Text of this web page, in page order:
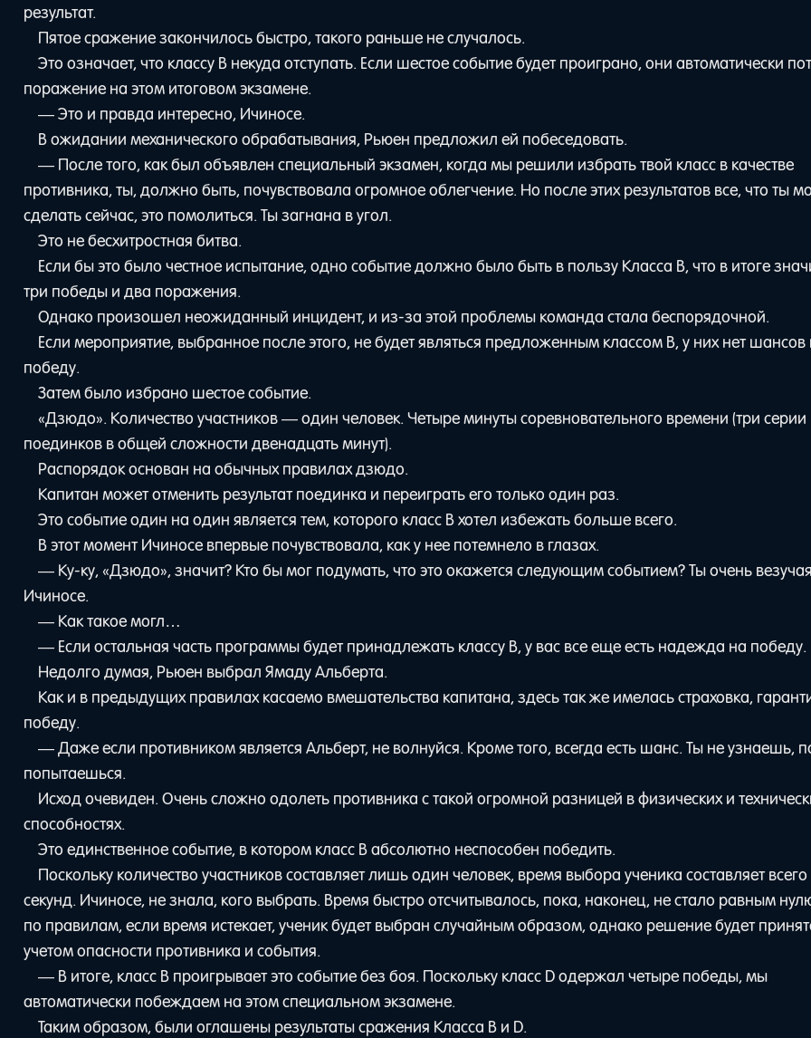
результат.
Пятое сражение закончилось быстро, такого раньше не случалось.
Это означает, что классу В некуда отступать. Если шестое событие будет проиграно, они автоматически
поражение на этом итоговом экзамене.
— Это и правда интересно, Ичиносе.
В ожидании механического обрабатывания, Рьюен предложил ей побеседовать.
— После того, как был объявлен специальный экзамен, когда мы решили избрать твой класс в качестве
противника, ты, должно быть, почувствовала огромное облегчение. Но после этих результатов все, что ты
сделать сейчас, это помолиться. Ты загнана в угол.
Это не бесхитростная битва.
Если бы это было честное испытание, одно событие должно было быть в пользу Класса B, что в итоге
три победы и два поражения.
Однако произошел неожиданный инцидент, и из-за этой проблемы команда стала беспорядочной.
Если мероприятие, выбранное после этого, не будет являться предложенным классом B, у них нет шансов
победу.
Затем было избрано шестое событие.
«Дзюдо». Количество участников — один человек. Четыре минуты соревновательного времени (три серии
поединков в общей сложности двенадцать минут).
Распорядок основан на обычных правилах дзюдо.
Капитан может отменить результат поединка и переиграть его только один раз.
Это событие один на один является тем, которого класс В хотел избежать больше всего.
В этот момент Ичиносе впервые почувствовала, как у нее потемнело в глазах.
— Ку-ку, «Дзюдо», значит? Кто бы мог подумать, что это окажется следующим событием? Ты очень
Ичиносе.
— Как такое могл…
— Если остальная часть программы будет принадлежать классу B, у вас все еще есть надежда на победу.
Недолго думая, Рьюен выбрал Ямаду Альберта.
Как и в предыдущих правилах касаемо вмешательства капитана, здесь так же имелась страховка,
победу.
— Даже если противником является Альберт, не волнуйся. Кроме того, всегда есть шанс. Ты не узнаешь,
попытаешься.
Исход очевиден. Очень сложно одолеть противника с такой огромной разницей в физических и
способностях.
Это единственное событие, в котором класс B абсолютно неспособен победить.
Поскольку количество участников составляет лишь один человек, время выбора ученика составляет
секунд. Ичиносе, не знала, кого выбрать. Время быстро отсчитывалось, пока, наконец, не стало равным
по правилам, если время истекает, ученик будет выбран случайным образом, однако решение будет
учетом опасности противника и события.
— В итоге, класс B проигрывает это событие без боя. Поскольку класс D одержал четыре победы, мы
автоматически побеждаем на этом специальном экзамене.
Таким образом, были оглашены результаты сражения Класса В и D.